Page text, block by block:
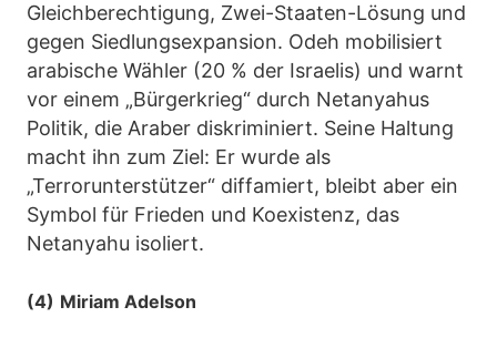
Gleichberechtigung, Zwei-Staaten-Lösung und
gegen Siedlungsexpansion. Odeh mobilisiert
arabische Wähler (20 % der Israelis) und warnt
vor einem „Bürgerkrieg“ durch Netanyahus
Politik, die Araber diskriminiert. Seine Haltung
macht ihn zum Ziel: Er wurde als
„Terrorunterstützer“ diffamiert, bleibt aber ein
Symbol für Frieden und Koexistenz, das
Netanyahu isoliert.
(4) Miriam Adelson